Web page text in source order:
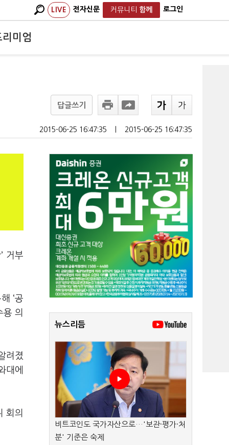
LIVE 전자신문 커뮤니티 함께 로그인
리미엄
답글쓰기
2015-06-25 16:47:35 2015-06-25 16:47:35
거부
‘공
의
려졌
대에
회의
뉴스리듬
비트코인도 국가자산으로…'보관·평가·처
분' 기준은 숙제